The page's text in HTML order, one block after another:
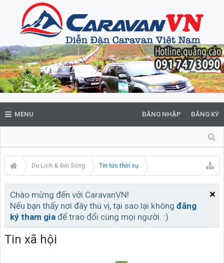
MENU ĐĂNG NHẬP ĐĂNG KÝ
Du Lịch & Đời Sống Tin tức thời sự
Chào mừng đến với CaravanVN!
Nếu bạn thấy nơi đây thú vị, tại sao lại không đăng
ký tham gia để trao đổi cùng mọi người. :)
Tin xã hội